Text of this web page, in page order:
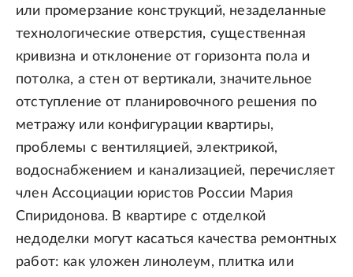
или промерзание конструкций, незаделанные
технологические отверстия, существенная
кривизна и отклонение от горизонта пола и
потолка, а стен от вертикали, значительное
отступление от планировочного решения по
метражу или конфигурации квартиры,
проблемы с вентиляцией, электрикой,
водоснабжением и канализацией, перечисляет
член Ассоциации юристов России Мария
Спиридонова. В квартире с отделкой
недоделки могут касаться качества ремонтных
работ: как уложен линолеум, плитка или